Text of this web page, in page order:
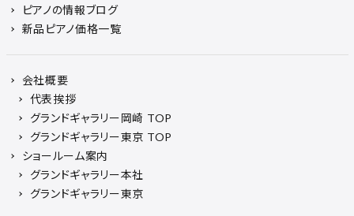
ピアノの情報ブログ
新品ピアノ価格一覧
会社概要
代表挨拶
グランドギャラリー岡崎 TOP
グランドギャラリー東京 TOP
ショールーム案内
グランドギャラリー本社
グランドギャラリー東京